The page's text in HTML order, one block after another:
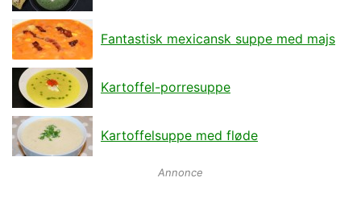
Fantastisk mexicansk suppe med majs
Kartoffel-porresuppe
Kartoffelsuppe med fløde
Annonce